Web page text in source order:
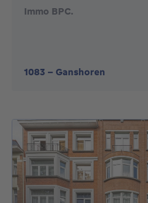
Immo BPC.
1083 - Ganshoren